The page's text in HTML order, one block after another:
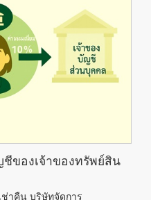
ของเจ้าของทรัพย์สิน
ช่าคืน บริษัทจัดการ